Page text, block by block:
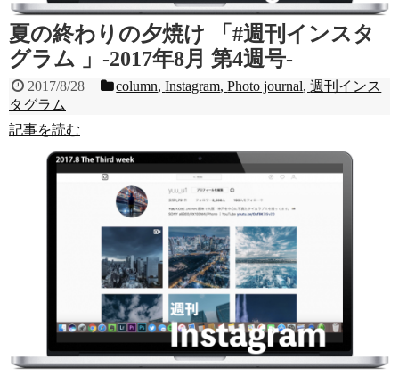
夏の終わりの夕焼け 「#週刊インスタ
グラム 」-2017年8月 第4週号-
2017/8/28 column,Instagram,Photo journal,週刊インス
タグラム
記事を読む